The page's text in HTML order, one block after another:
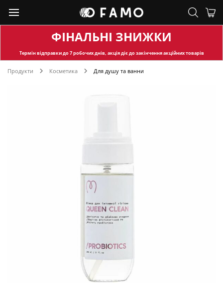
ФІНАЛЬНІ ЗНИЖКИ
Термін відправкидо 7 робочих днів, акція діє до закінчення акційних товарів
Продукти Косметика Для душу та ванни